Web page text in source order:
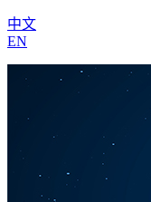
中文
EN